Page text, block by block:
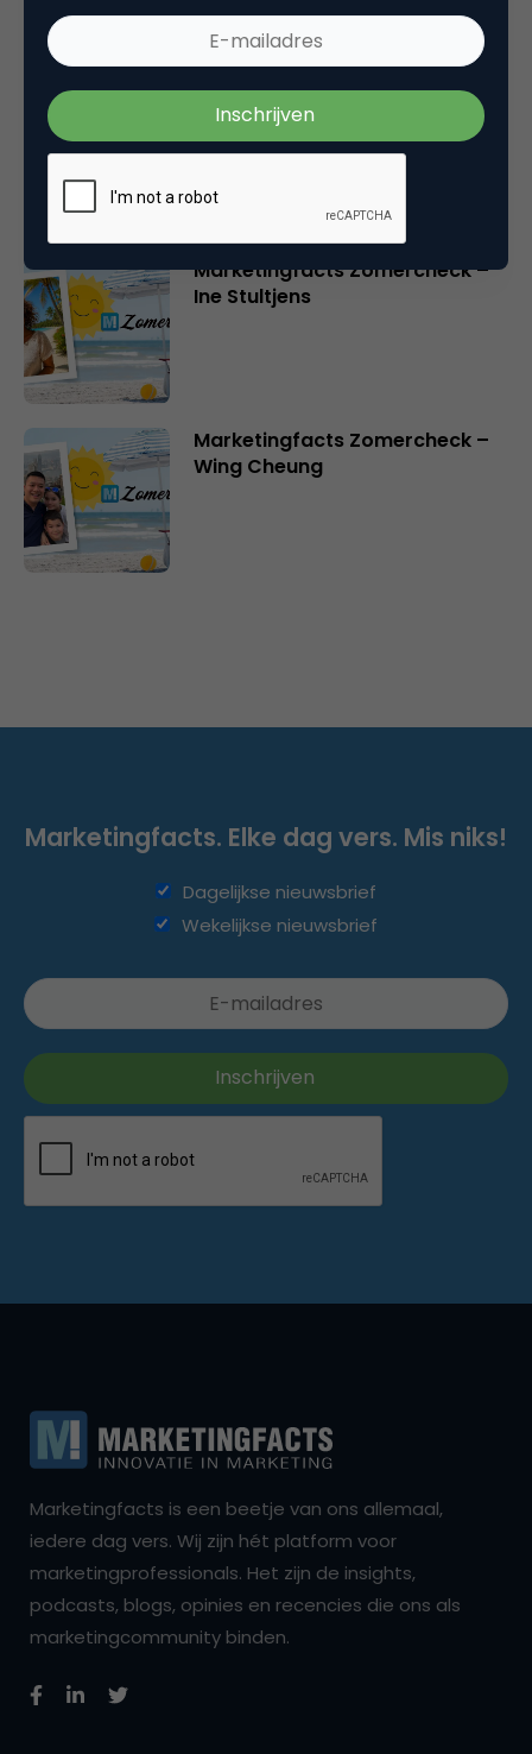
Marketingfacts Zomercheck –
Roel Stavorinus
Marketingfacts Zomercheck –
Ine Stultjens
Marketingfacts Zomercheck –
Wing Cheung
Marketingfacts. Elke dag vers. Mis niks!
Dagelijkse nieuwsbrief
Wekelijkse nieuwsbrief
Marketingfacts is een beetje van ons allemaal,
iedere dag vers. Wij zijn hét platform voor
marketingprofessionals. Het zijn de insights,
podcasts, blogs, opinies en recencies die ons als
marketingcommunity binden.